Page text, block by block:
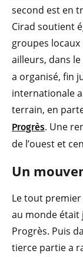
second est en
Cirad soutient
groupes locaux
ailleurs, dans
a organisé, fin
internationale
terrain, en
Progrès. Une
de l’ouest et
Un
Le tout
au monde était
Progrès. Puis
tierce partie a